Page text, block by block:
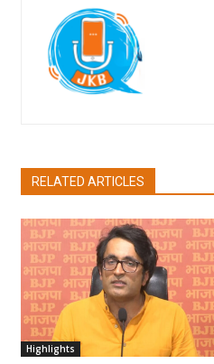
RELATED ARTICLES
Highlights